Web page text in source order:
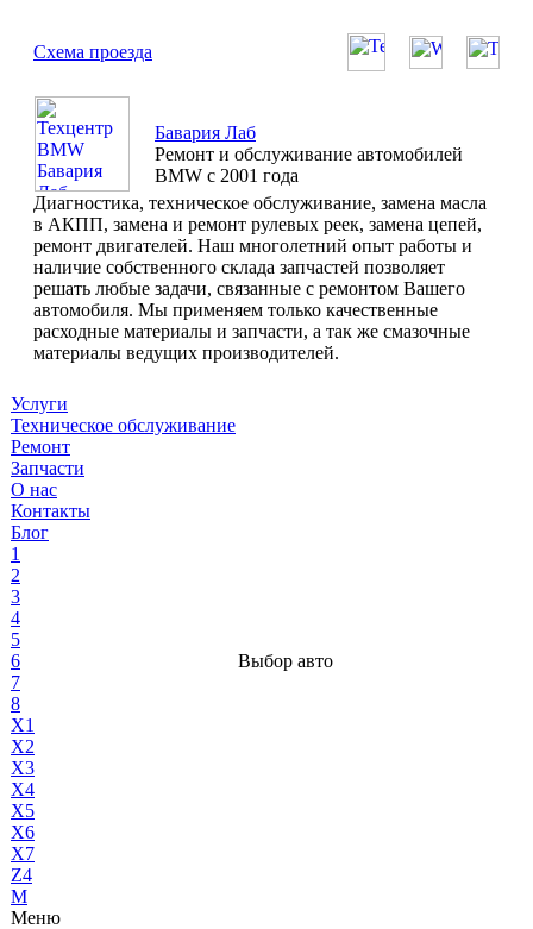
Схема проезда
Бавария Лаб
Ремонт и обслуживание автомобилей
BMW с 2001 года
Диагностика, техническое обслуживание, замена масла
в АКПП, замена и ремонт рулевых реек, замена цепей,
ремонт двигателей. Наш многолетний опыт работы и
наличие собственного склада запчастей позволяет
решать любые задачи, связанные с ремонтом Вашего
автомобиля. Мы применяем только качественные
расходные материалы и запчасти, а так же смазочные
материалы ведущих производителей.
Услуги
Техническое обслуживание
Ремонт
Запчасти
О нас
Контакты
Блог
1
2
3
4
5
6
7
8
X1
X2
X3
X4
X5
X6
X7
Z4
М
Меню
Выбор авто